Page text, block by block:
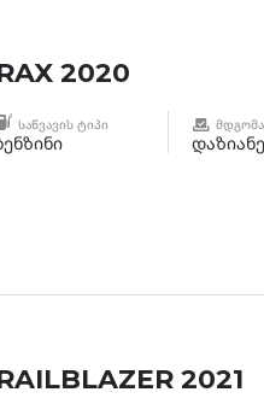
2020
ᲡᲐᲬᲕᲐᲕᲘᲡ ᲢᲘᲞᲘ
2021